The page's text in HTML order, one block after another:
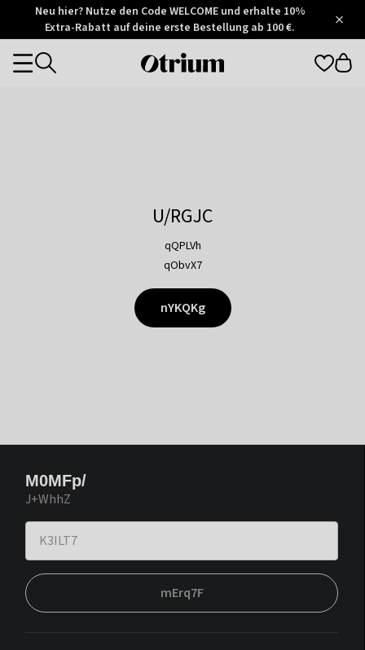
Otrium
Trustpilot
Neu hier? Nutze den Code WELCOME und erhalte 10%
Extra-Rabatt auf deine erste Bestellung ab 100 €.
Otrium
Categories
U/RGJC
qQPLVh
qObvX7
nYKQKg
M0MFp/
J+WhhZ
mErq7F